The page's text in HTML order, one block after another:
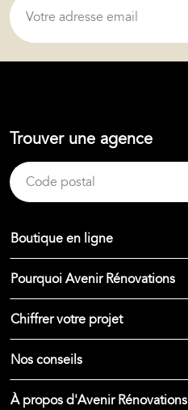
Trouver une agence
Boutique en ligne
Pourquoi Avenir Rénovations
Chiffrer votre projet
Nos conseils
À propos d'Avenir Rénovations